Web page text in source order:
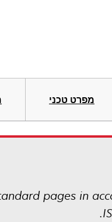
מפרט טכני
pages in